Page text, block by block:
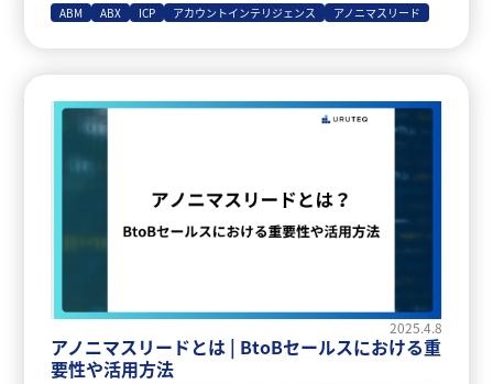
ABM ABX ICP アカウントインテリジェンス アノニマスリード
2025.4.8
アノニマスリードとは | BtoBセールスにおける重
要性や活用方法